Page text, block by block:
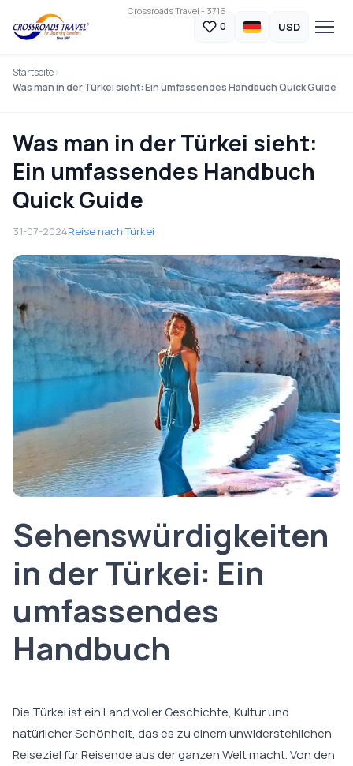
Crossroads Travel - 3716
0 USD
Startseite
Was man in der Türkei sieht: Ein umfassendes Handbuch Quick Guide
Was man in der Türkei sieht:
Ein umfassendes Handbuch
Quick Guide
31-07-2024Reise nach Türkei
Sehenswürdigkeiten
in der Türkei: Ein
umfassendes
Handbuch
Die Türkei ist ein Land voller Geschichte, Kultur und
natürlicher Schönheit, das es zu einem unwiderstehlichen
Reiseziel für Reisende aus der ganzen Welt macht. Von den